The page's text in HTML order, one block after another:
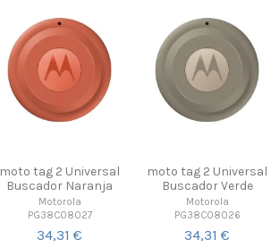
moto tag 2 Universal
Buscador Naranja
Motorola
PG38C08027
34,31 €
moto tag 2 Universal
Buscador Verde
Motorola
PG38C08026
34,31 €